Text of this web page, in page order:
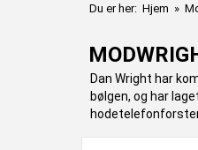
Du er her: Hjem »
Dan Wright har
bølgen, og har